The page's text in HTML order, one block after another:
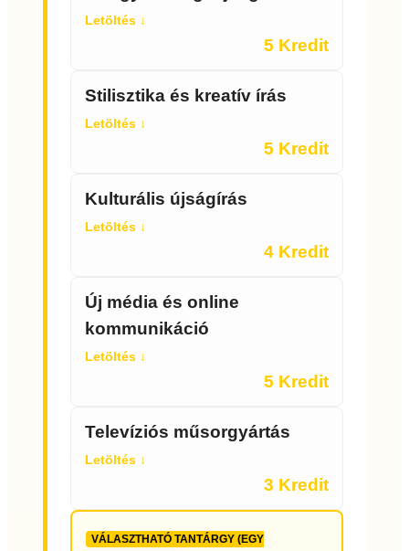
Letöltés ↓
5 Kredit
Stilisztika és kreatív írás
Letöltés ↓
5 Kredit
Kulturális újságírás
Letöltés ↓
4 Kredit
Új média és online
kommunikáció
Letöltés ↓
5 Kredit
Televíziós műsorgyártás
Letöltés ↓
3 Kredit
VÁLASZTHATÓ TANTÁRGY (EGY